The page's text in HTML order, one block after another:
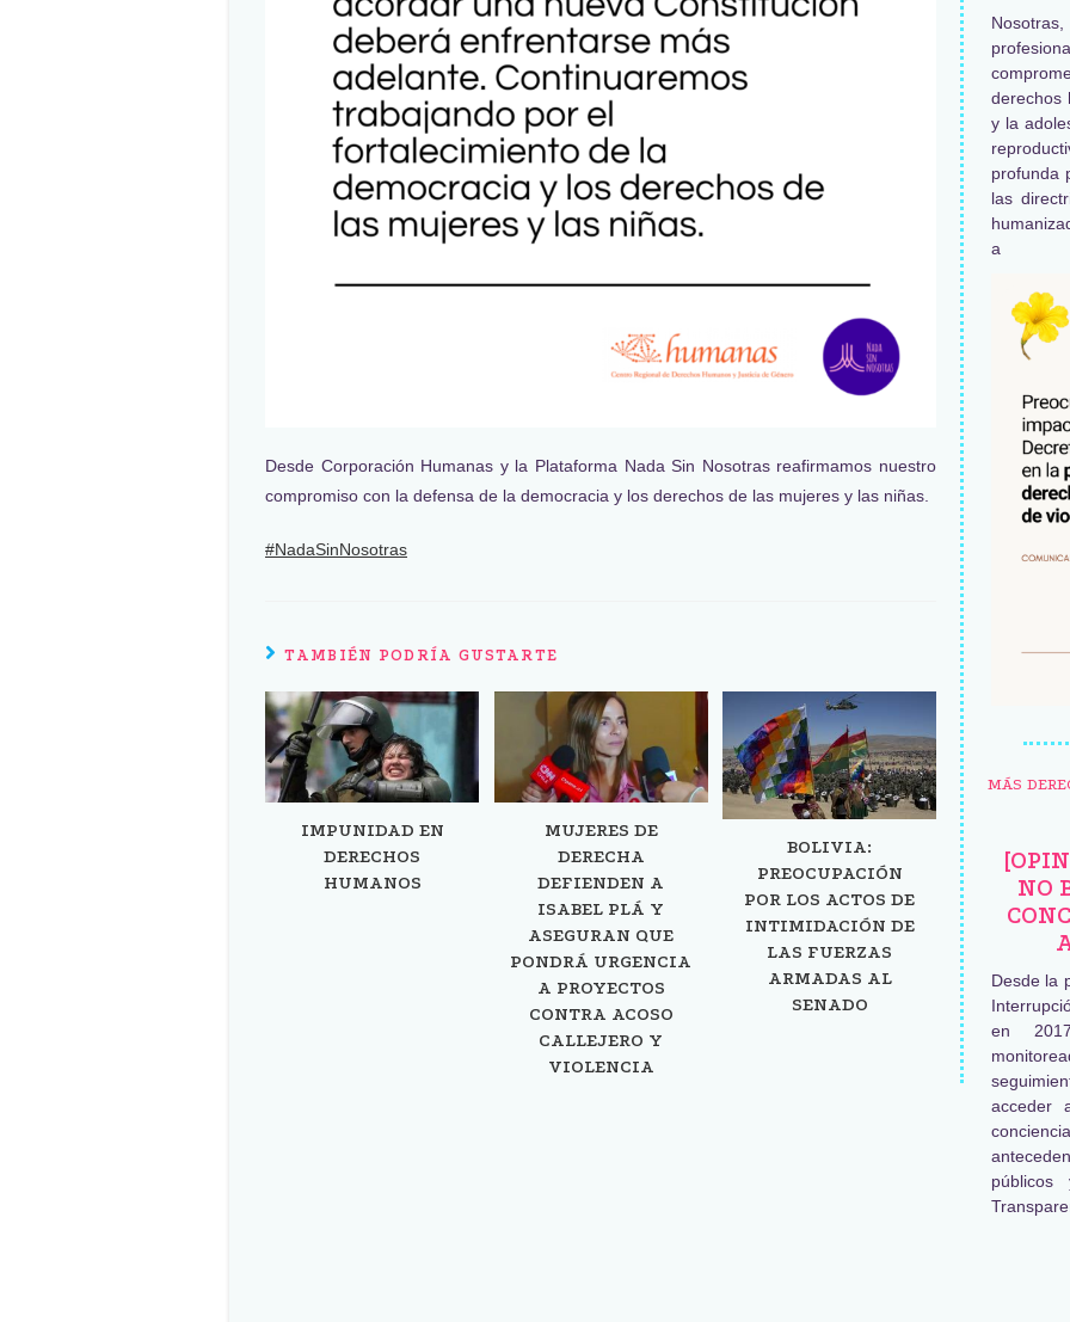
Desde Corporación Humanas y la Plataforma Nada Sin Nosotras reafirmamos nuestro
compromiso con la defensa de la democracia y los derechos de las mujeres y las niñas.
#NadaSinNosotras
TAMBIÉN PODRÍA GUSTARTE
IMPUNIDAD EN
DERECHOS
HUMANOS
MUJERES DE
DERECHA
DEFIENDEN A
ISABEL PLÁ Y
ASEGURAN QUE
PONDRÁ URGENCIA
A PROYECTOS
CONTRA ACOSO
CALLEJERO Y
VIOLENCIA
BOLIVIA:
PREOCUPACIÓN
POR LOS ACTOS DE
INTIMIDACIÓN DE
LAS FUERZAS
ARMADAS AL
SENADO
derechos
y la
profunda
las
a
MÁS
NO
Desde la
en
acceder